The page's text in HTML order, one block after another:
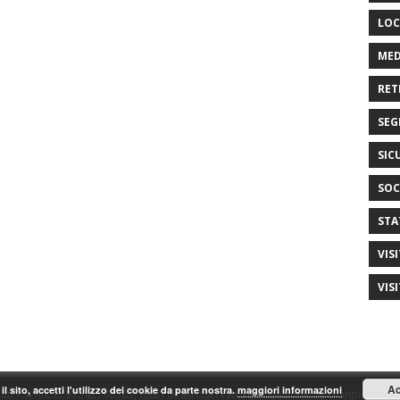
P.IVA/C.F. 97542790585, tutti i diritti riservati. realizzazione by Gianpiero
sito, accetti l'utilizzo dei cookie da parte nostra. maggiori informazioni